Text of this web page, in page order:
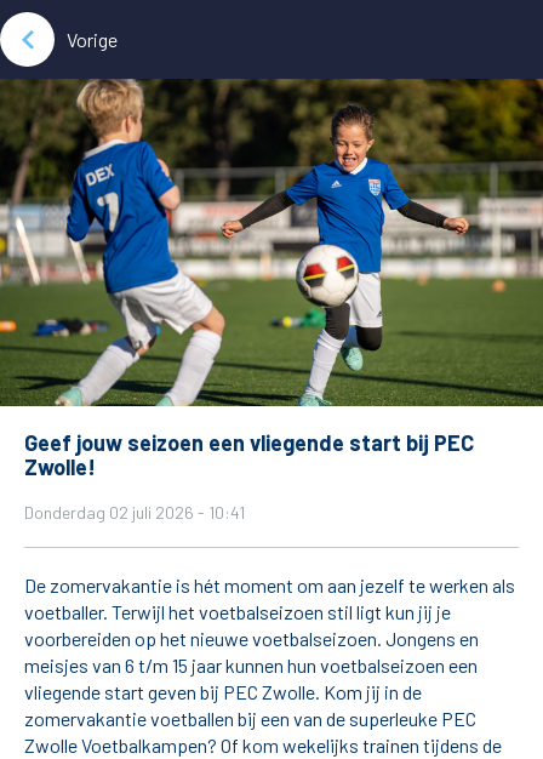
Vorige
Tickets
Matchdays
Teams
Geef jouw seizoen een vliegende start bij PEC
Zwolle!
Donderdag 02 juli 2026 - 10:41
De zomervakantie is hét moment om aan jezelf te werken als
voetballer. Terwijl het voetbalseizoen stil ligt kun jij je
voorbereiden op het nieuwe voetbalseizoen. Jongens en
meisjes van 6 t/m 15 jaar kunnen hun voetbalseizoen een
vliegende start geven bij PEC Zwolle. Kom jij in de
zomervakantie voetballen bij een van de superleuke PEC
Zwolle Voetbalkampen? Of kom wekelijks trainen tijdens de